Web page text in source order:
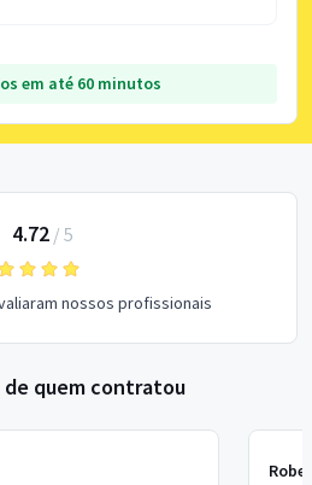
em até 60 minutos
4.72/ 5
nossos profissionais
de quem contratou